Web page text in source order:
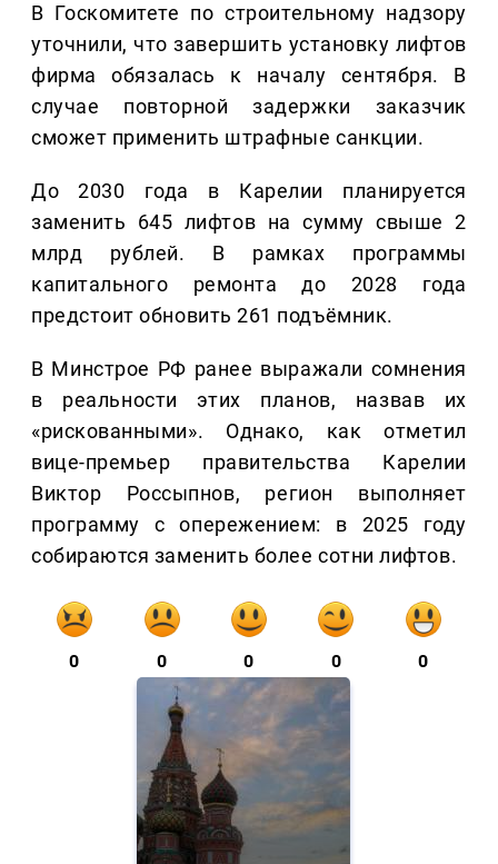
В Госкомитете по строительному надзору
уточнили, что завершить установку лифтов
фирма обязалась к началу сентября. В
случае повторной задержки заказчик
сможет применить штрафные санкции.
До 2030 года в Карелии планируется
заменить 645 лифтов на сумму свыше 2
млрд рублей. В рамках программы
капитального ремонта до 2028 года
предстоит обновить 261 подъёмник.
В Минстрое РФ ранее выражали сомнения
в реальности этих планов, назвав их
«рискованными». Однако, как отметил
вице-премьер правительства Карелии
Виктор Россыпнов, регион выполняет
программу с опережением: в 2025 году
собираются заменить более сотни лифтов.
0 0 0 0 0